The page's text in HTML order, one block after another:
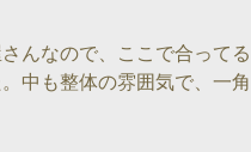
んなので、ここで合って
中も整体の雰囲気で、一